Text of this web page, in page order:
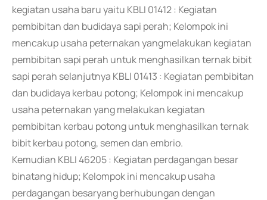
kegiatan usaha baru yaitu KBLI 01412 : Kegiatan
pembibitan dan budidaya sapi perah; Kelompok ini
mencakup usaha peternakan yangmelakukan kegiatan
pembibitan sapi perah untuk menghasilkan ternak bibit
sapi perah selanjutnya KBLI 01413 : Kegiatan pembibitan
dan budidaya kerbau potong; Kelompok ini mencakup
usaha peternakan yang melakukan kegiatan
pembibitan kerbau potong untuk menghasilkan ternak
bibit kerbau potong, semen dan embrio.
Kemudian KBLI 46205 : Kegiatan perdagangan besar
binatang hidup; Kelompok ini mencakup usaha
perdagangan besaryang berhubungan dengan